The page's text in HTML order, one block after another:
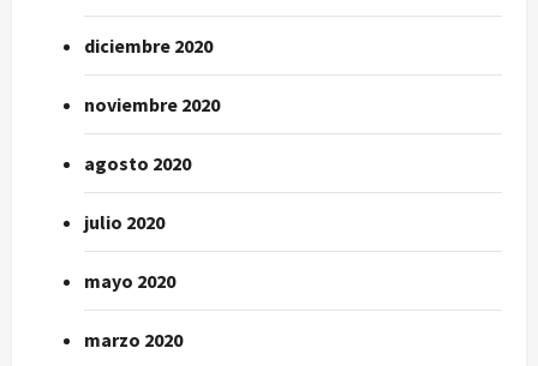
diciembre 2020
noviembre 2020
agosto 2020
julio 2020
mayo 2020
marzo 2020